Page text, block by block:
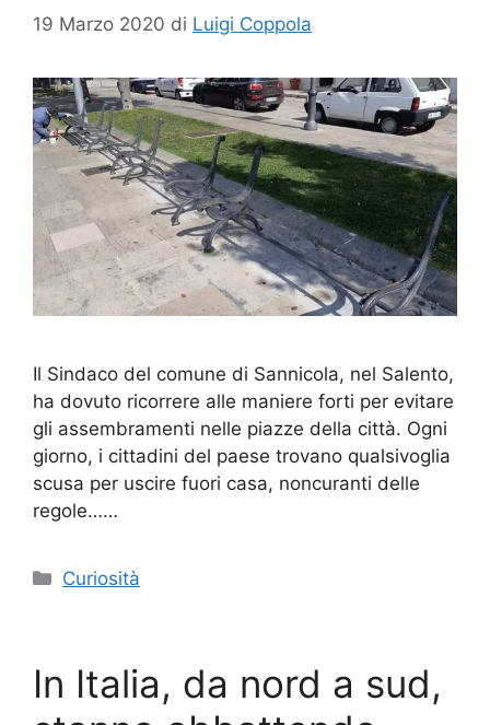
19 Marzo 2020 di Luigi Coppola
Il Sindaco del comune di Sannicola, nel Salento,
ha dovuto ricorrere alle maniere forti per evitare
gli assembramenti nelle piazze della città. Ogni
giorno, i cittadini del paese trovano qualsivoglia
scusa per uscire fuori casa, noncuranti delle
regole……
Categorie
Curiosità
In Italia, da nord a sud,